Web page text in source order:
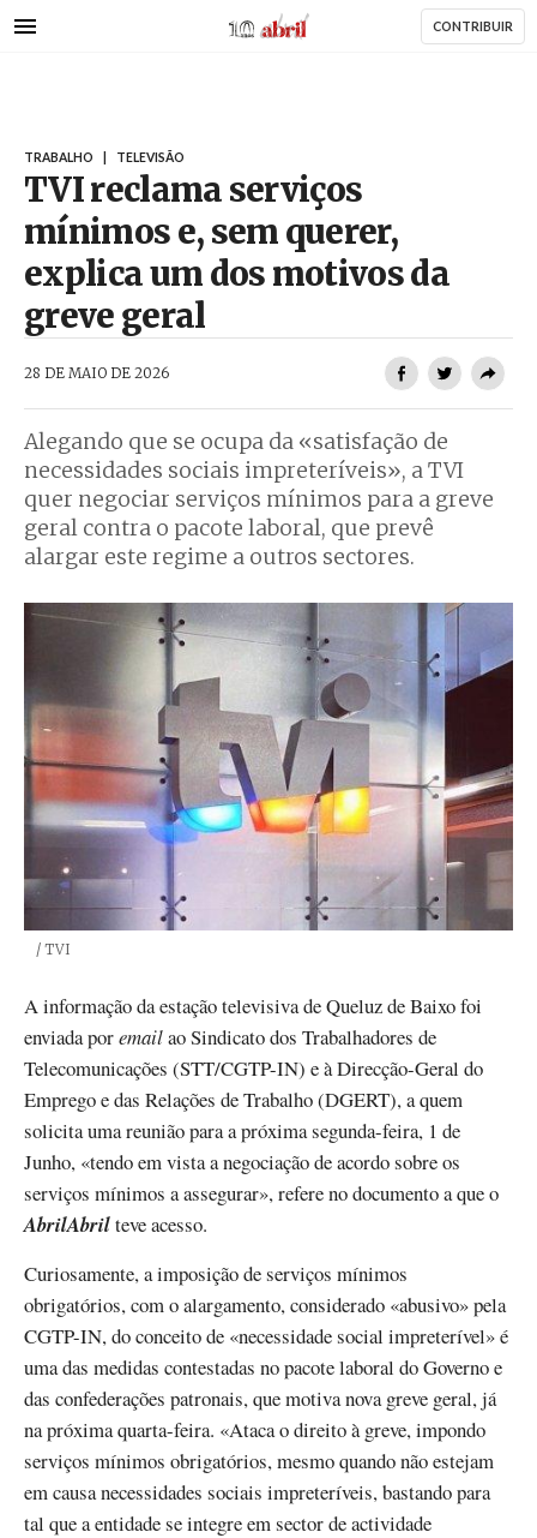
para
AbrilAbril CONTRIBUIR
TRABALHO TELEVISÃO
TVI reclama serviços
mínimos e, sem querer,
explica um dos motivos da
greve geral
28 DE MAIO DE 2026
Alegando que se ocupa da «satisfação de
necessidades sociais impreteríveis», a TVI
quer negociar serviços mínimos para a greve
geral contra o pacote laboral, que prevê
alargar este regime a outros sectores.
Créditos
/ TVI
A informação da estação televisiva de Queluz de Baixo foi
enviada poremailao Sindicato dos Trabalhadores de
Telecomunicações (STT/CGTP-IN) e à Direcção-Geral do
Emprego e das Relações de Trabalho (DGERT), a quem
solicita uma reunião para a próxima segunda-feira, 1 de
Junho, «tendo em vista a negociação de acordo sobre os
serviços mínimos a assegurar», refere no documento a que o
AbrilAbrilteve acesso.
Curiosamente, a imposição de serviços mínimos
obrigatórios, com o alargamento, considerado «abusivo» pela
CGTP-IN, do conceito de «necessidade social impreterível» é
uma das medidas contestadas no pacote laboral do Governo e
das confederações patronais, que motiva nova greve geral, já
na próxima quarta-feira. «Ataca o direito à greve, impondo
serviços mínimos obrigatórios, mesmo quando não estejam
em causa necessidades sociais impreteríveis, bastando para
tal que a entidade se integre em sector de actividade